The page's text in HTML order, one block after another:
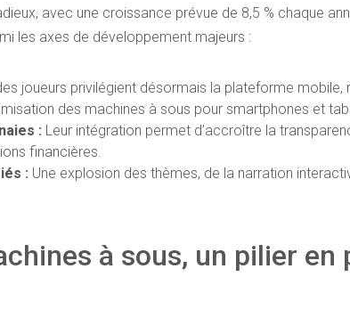
avec une croissance prévue de 8,5 % chaque
les axes de développement majeurs :
joueurs privilégient désormais la plateforme mobile,
des machines à sous pour smartphones et
: Leur intégration permet d’accroître la
financières.
: Une explosion des thèmes, de la narration
à sous, un pilier en